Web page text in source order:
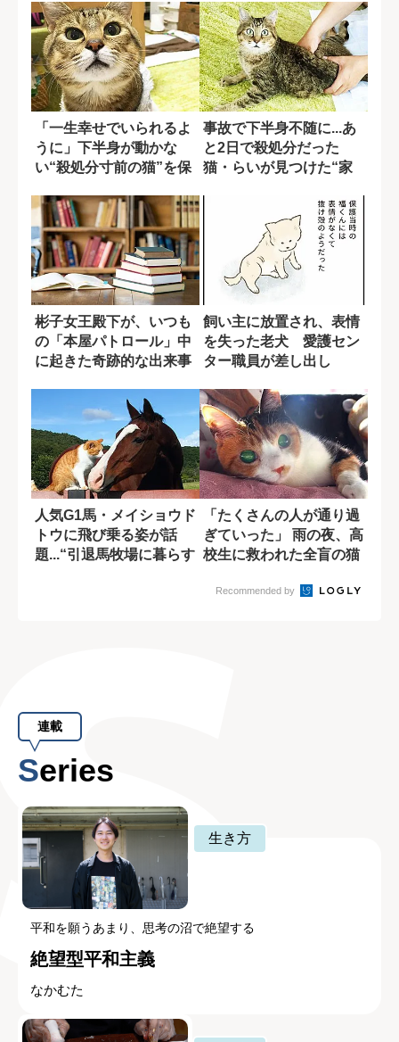
「一生幸せでいられるよ
うに」下半身が動かな
い“殺処分寸前の猫”を保
事故で下半身不随に...あ
と2日で殺処分だった
猫・らいが見つけた“家
彬子女王殿下が、いつも
の「本屋パトロール」中
に起きた奇跡的な出来事
飼い主に放置され、表情
を失った老犬 愛護セン
ター職員が差し出し
人気G1馬・メイショウド
トウに飛び乗る姿が話
題...“引退馬牧場に暮らす
「たくさんの人が通り過
ぎていった」 雨の夜、高
校生に救われた全盲の猫
Recommended by
連載
Series
生き方
平和を願うあまり、思考の沼で絶望する
絶望型平和主義
なかむた